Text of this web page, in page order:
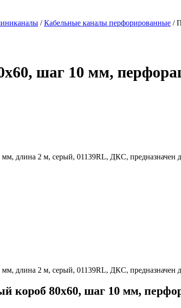
/Кабельные каналы перфорированные /
шаг 10 мм,
длина 2 м, серый, 01139RL, ДКС, предназначен
длина 2 м, серый, 01139RL, ДКС, предназначен
короб 80х60, шаг 10 мм,